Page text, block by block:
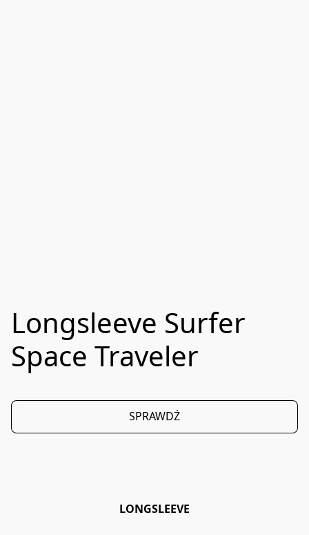
Longsleeve Surfer
Space Traveler
SPRAWDŹ
LONGSLEEVE